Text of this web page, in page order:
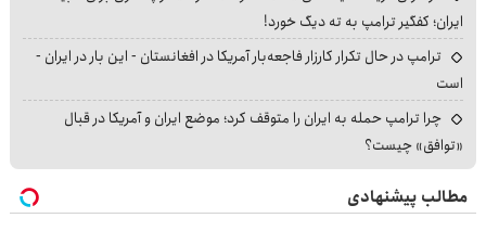
ایران؛ کفگیر ترامپ به ته دیگ خورد!
ترامپ در حال تکرار کارزار فاجعه‌بار آمریکا در افغانستان - این بار در ایران -
است
چرا ترامپ حمله به ایران را متوقف کرد؛ موضع ایران و آمریکا در قبال
«توافق» چیست؟
مطالب پیشنهادی